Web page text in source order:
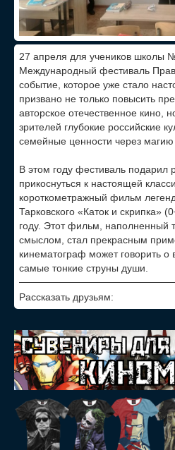
27 апреля для учеников школы
Международный фестиваль
событие, которое уже стало
призвано не только повысить
авторское отечественное кино,
зрителей глубокие российские
семейные ценности через магию
В этом году фестиваль подарил
прикоснуться к настоящей
короткометражный фильм
Тарковского «Каток и скрипка»
году. Этот фильм, наполненный
смыслом, стал прекрасным
кинематограф может говорить о
самые тонкие струны души.
Рассказать друзьям: